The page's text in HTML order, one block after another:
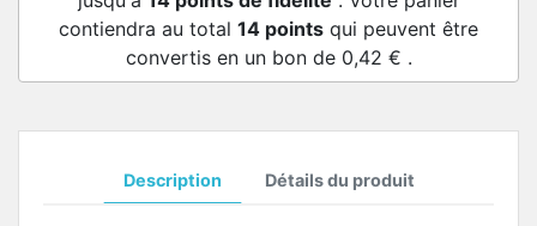
contiendra au total 14 points qui peuvent être
convertis en un bon de 0,42 € .
Description Détails du produit